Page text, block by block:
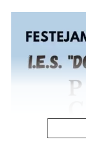
cristiana más
albergar a más